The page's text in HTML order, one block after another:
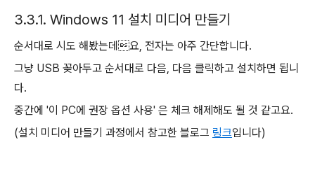
3.3.1. Windows 11 설치 미디어 만들기
순서대로 시도 해봤는데요, 전자는 아주 간단합니다.
그냥 USB 꽂아두고 순서대로 다음, 다음 클릭하고 설치하면 됩니
다.
중간에 '이 PC에 권장 옵션 사용' 은 체크 해제해도 될 것 같고요.
(설치 미디어 만들기 과정에서 참고한 블로그 링크입니다)